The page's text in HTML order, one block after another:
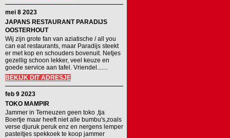
mei 8 2023
JAPANS RESTAURANT PARADIJS
OOSTERHOUT
Wij zijn grote fan van aziatische / all you
can eat restaurants, maar Paradijs steekt
er met kop en schouders bovenuit. Netjes
gezellig schoon lekker, veel keuze en
goede service aan tafel. Vriendel.......
BEKIJK DIT ADRESJE
feb 9 2023
TOKO MAMPIR
Jammer in Terneuzen geen toko ,tja
Boertje maar heeft niet alle bumbu's,zoals
verse djuruk peruk enz en nergens lemper
pasteitjes spekkoek te koop jammer